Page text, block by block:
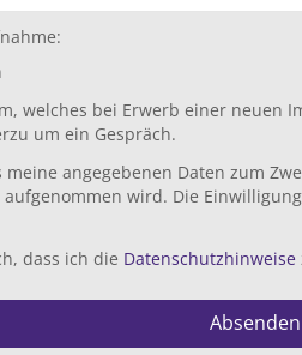
welches bei Erwerb einer neuen
um ein Gespräch.
meine angegebenen Daten zum
wird. Die
dass ich die Datenschutzhinweise
Absenden